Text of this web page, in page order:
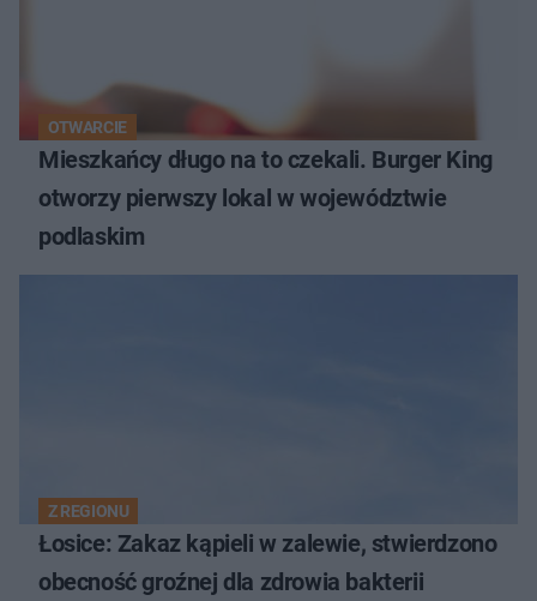
OTWARCIE
Mieszkańcy długo na to czekali. Burger King
otworzy pierwszy lokal w województwie
podlaskim
Z REGIONU
Łosice: Zakaz kąpieli w zalewie, stwierdzono
obecność groźnej dla zdrowia bakterii